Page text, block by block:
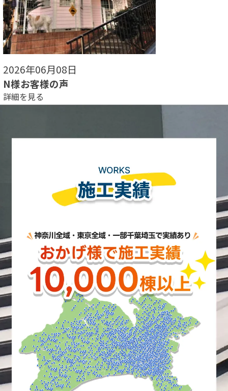
2026年05月30日
N様お客様の声
詳細を見る